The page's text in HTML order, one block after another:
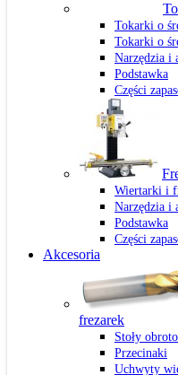
Tokarki o
Tokarki o
Narzędzia i
Podstawka
Części
Wiertarki i
Narzędzia i
Podstawka
Części
Akcesoria
frezarek
Stoły
Przecinaki
Uchwyty